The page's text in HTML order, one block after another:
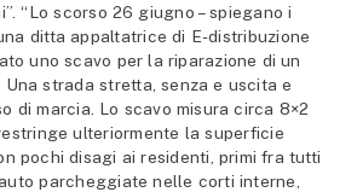
“Lo scorso 26 giugno – spiegano i
ditta appaltatrice di E-distribuzione
uno scavo per la riparazione di un
strada stretta, senza e uscita e
di marcia. Lo scavo misura circa 8×2
ulteriormente la superficie
pochi disagi ai residenti, primi fra tutti
parcheggiate nelle corti interne,